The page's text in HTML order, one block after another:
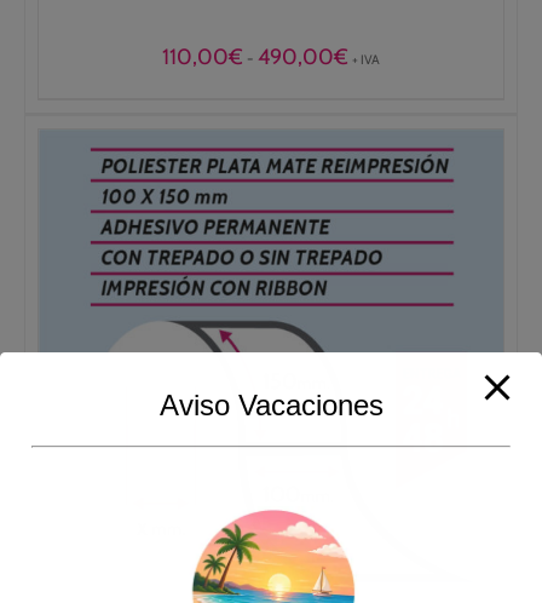
110,00€ - 490,00€ Rango
hasta
490,00€
+ IVA
Aviso Vacaciones